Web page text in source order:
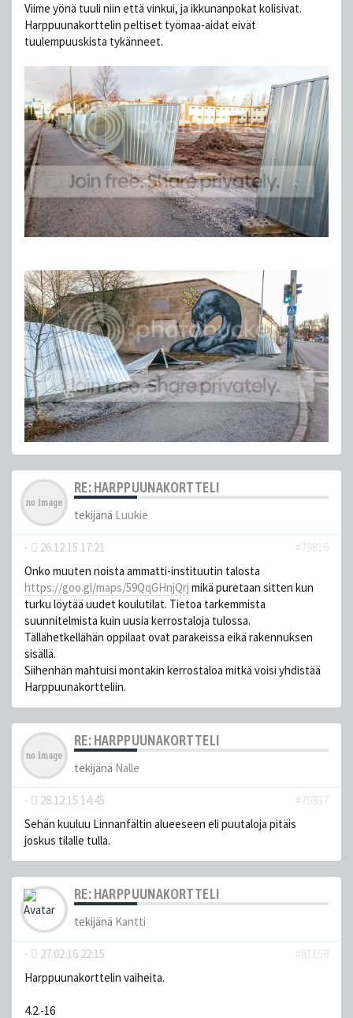
Viime yönä tuuli niin että vinkui, ja ikkunanpokat kolisivat.
Harppuunakorttelin peltiset työmaa-aidat eivät
tuulempuuskista tykänneet.
RE: HARPPUUNAKORTTELI
tekijänä Luukie
- 26.12.15 17:21
#79816
Onko muuten noista ammatti-instituutin talosta
https://goo.gl/maps/59QqGHnjQrj mikä puretaan sitten kun
turku löytää uudet koulutilat. Tietoa tarkemmista
suunnitelmista kuin uusia kerrostaloja tulossa.
Tällähetkellähän oppilaat ovat parakeissa eikä rakennuksen
sisällä.
Siihenhän mahtuisi montakin kerrostaloa mitkä voisi yhdistää
Harppuunakortteliin.
RE: HARPPUUNAKORTTELI
tekijänä Nalle
- 28.12.15 14:45
#79837
Sehän kuuluu Linnanfältin alueeseen eli puutaloja pitäis
joskus tilalle tulla.
RE: HARPPUUNAKORTTELI
tekijänä Kantti
- 27.02.16 22:15
#81158
Harppuunakorttelin vaiheita.
4.2.-16